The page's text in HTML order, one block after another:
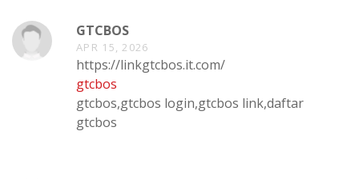
GTCBOS
APR 15, 2026
https://linkgtcbos.it.com/
gtcbos
gtcbos,gtcbos login,gtcbos link,daftar
gtcbos